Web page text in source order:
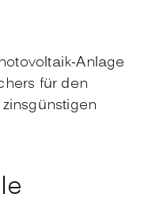
Anlage
für den